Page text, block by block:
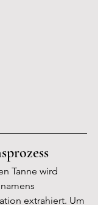
Tanne wird
extrahiert. Um